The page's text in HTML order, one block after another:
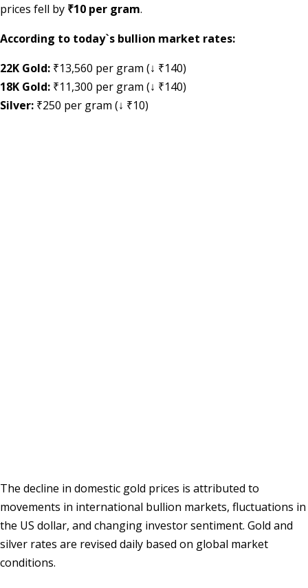
prices fell by ₹10 per gram.
According to today`s bullion market rates:
22K Gold: ₹13,560 per gram (↓ ₹140)
18K Gold: ₹11,300 per gram (↓ ₹140)
Silver: ₹250 per gram (↓ ₹10)
The decline in domestic gold prices is attributed to
movements in international bullion markets, fluctuations in
the US dollar, and changing investor sentiment. Gold and
silver rates are revised daily based on global market
conditions.